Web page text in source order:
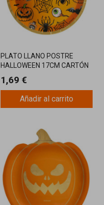
PLATO LLANO POSTRE
HALLOWEEN 17CM CARTÓN
1,69 €
Añadir al carrito